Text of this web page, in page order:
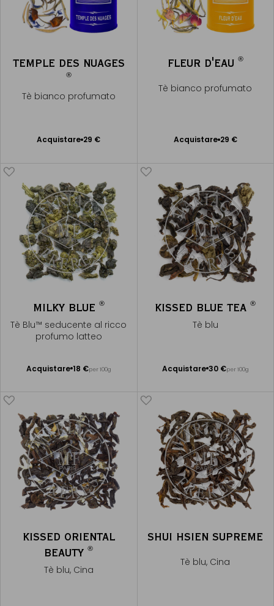
TEMPLE DES NUAGES
®
Tè bianco profumato
Acquistare 29 €
Aggiungere
FLEUR D'EAU ®
Tè bianco profumato
Acquistare 29 €
Aggiungere
MILKY BLUE ®
Tè Blu™ seducente al ricco
profumo latteo
Acquistare 18 €per 100g
Aggiungere
KISSED BLUE TEA®
Tè blu
Acquistare 30 €per 100g
Aggiungere
KISSED ORIENTAL
BEAUTY®
Tè blu, Cina
SHUI HSIEN SUPREME
Tè blu, Cina